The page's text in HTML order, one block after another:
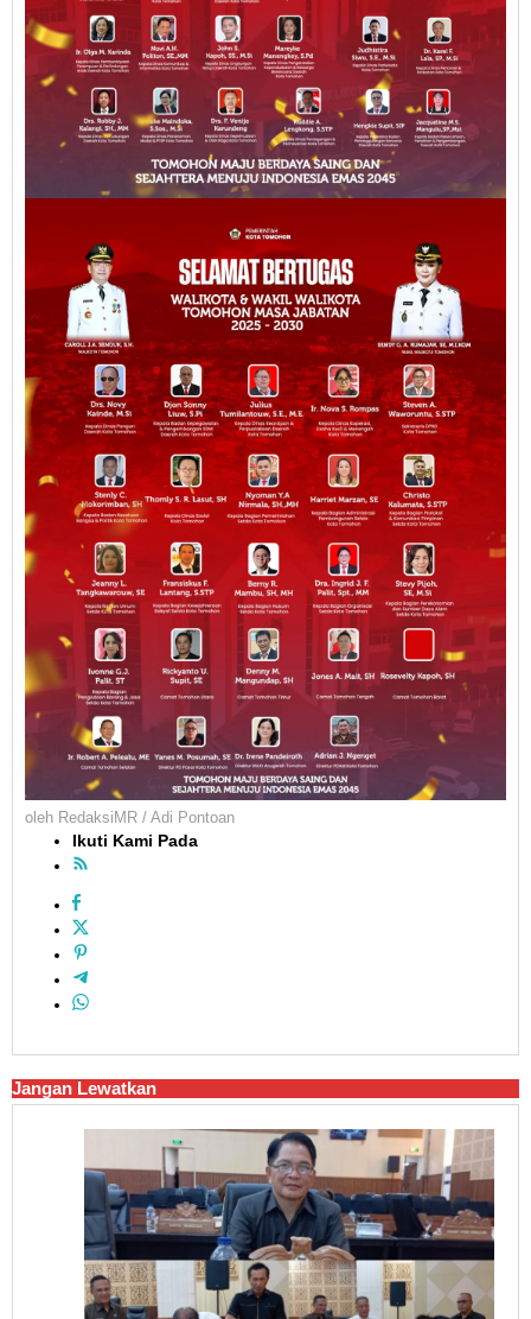
oleh RedaksiMR / Adi Pontoan
Ikuti Kami Pada
Jangan Lewatkan